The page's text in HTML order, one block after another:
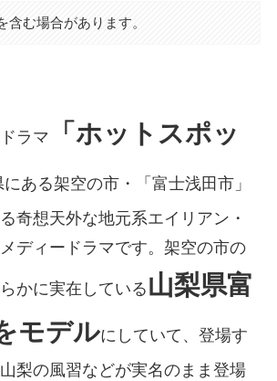
含む場合があります。
ラマ
「ホットスポッ
ある架空の市・「富士浅田市」
奇想天外な地元系エイリアン・
ディードラマです。架空の市の
かに実在している 山梨県富
モデルにしていて、登場す
梨の風習などが実名のまま登場